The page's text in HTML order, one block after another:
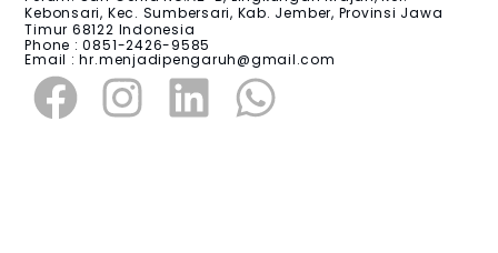
Kebonsari, Kec. Sumbersari, Kab. Jember, Provinsi Jawa
Timur 68122 Indonesia
Phone : 0851-2426-9585
Email :hr.menjadipengaruh@gmail.com